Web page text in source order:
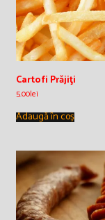
Cartofi Prăjiţi
5.00lei
Adaugă în coș